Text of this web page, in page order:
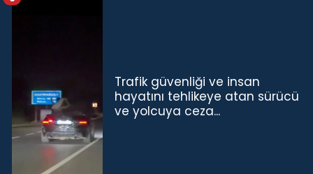
Trafik güvenliği ve insan
hayatını tehlikeye atan sürücü
ve yolcuya ceza...